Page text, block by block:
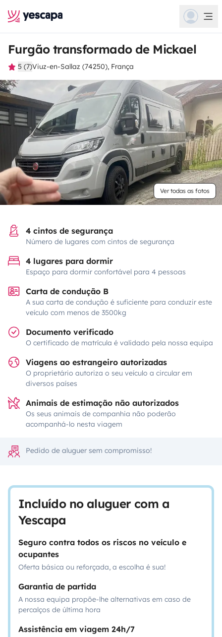
Furgão transformado de Mickael
5 (7)Viuz-en-Sallaz (74250), França
Ver todas as fotos
4 cintos de segurança
Número de lugares com cintos de segurança
4 lugares para dormir
Espaço para dormir confortável para 4 pessoas
Carta de condução B
A sua carta de condução é suficiente para conduzir este
veículo com menos de 3500kg
Documento verificado
O certificado de matrícula é validado pela nossa equipa
Viagens ao estrangeiro autorizadas
O proprietário autoriza o seu veículo a circular em
diversos países
Animais de estimação não autorizados
Os seus animais de companhia não poderão
acompanhá-lo nesta viagem
Pedido de aluguer sem compromisso!
Incluído no aluguer com a
Yescapa
Seguro contra todos os riscos no veículo e
ocupantes
Oferta básica ou reforçada, a escolha é sua!
Garantia de partida
A nossa equipa propõe-lhe alternativas em caso de
percalços de última hora
Assistência em viagem 24h/7